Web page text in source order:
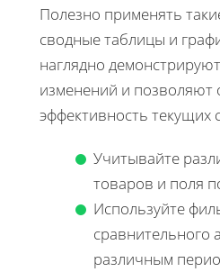
Полезно применять
сводные таблицы и
наглядно
изменений и позволяют
эффективность текущих
Учитывайте
товаров и поля
Используйте
сравнительного
различным